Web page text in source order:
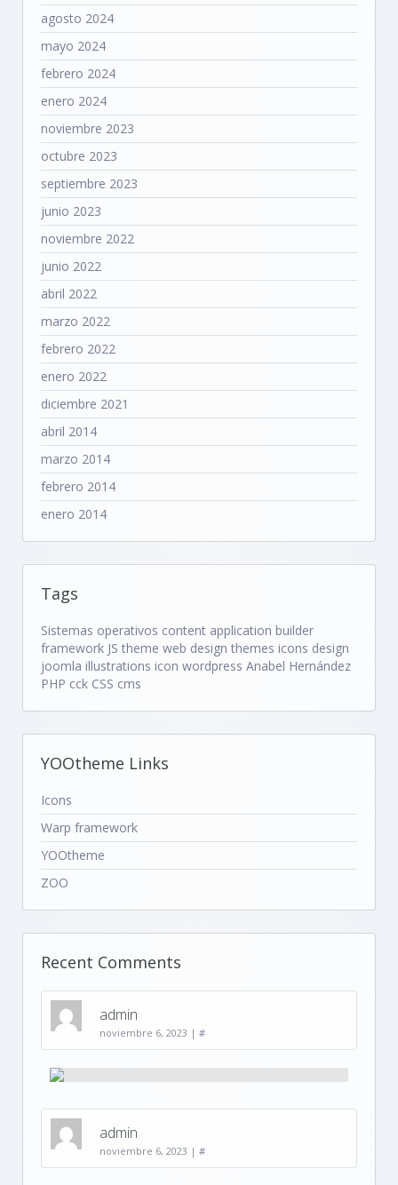
agosto 2024
mayo 2024
febrero 2024
enero 2024
noviembre 2023
octubre 2023
septiembre 2023
junio 2023
noviembre 2022
junio 2022
abril 2022
marzo 2022
febrero 2022
enero 2022
diciembre 2021
abril 2014
marzo 2014
febrero 2014
enero 2014
Tags
Sistemas operativos content application builder
framework JS theme web design themes icons design
joomla illustrations icon wordpress Anabel Hernández
PHP cck CSS cms
YOOtheme Links
Icons
Warp framework
YOOtheme
ZOO
Recent Comments
admin
noviembre 6, 2023 | #
admin
noviembre 6, 2023 | #